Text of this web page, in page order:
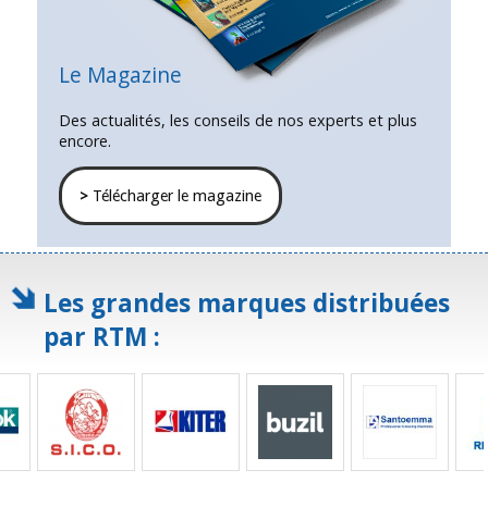
Le Magazine
Des actualités, les conseils de nos experts et plus
encore.
>Télécharger le magazine
Les grandes marques distribuées
par RTM :